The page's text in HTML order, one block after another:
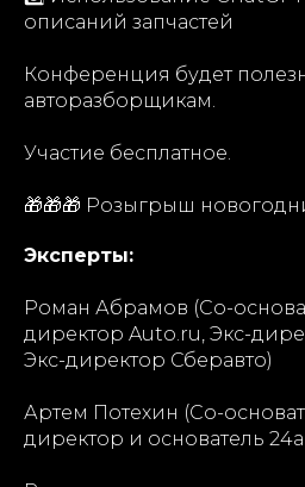
описаний запчастей
Конференция будет
авторазборщикам.
Участие бесплатное.
🎁🎁🎁 Розыгрыш
Эксперты:
Роман Абрамов (Со-
директор Auto.ru, Экс-
Экс-директор Сберавто)
Артем Потехин (Со-
директор и основатель